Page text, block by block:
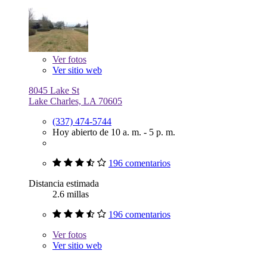
Verfotos
Ver sitio web
8045 Lake St
Lake Charles, LA 70605
(337) 474-5744
Hoy abierto de 10 a. m. - 5 p. m.
196 comentarios
Distancia estimada
2.6 millas
196 comentarios
Verfotos
Ver sitio web